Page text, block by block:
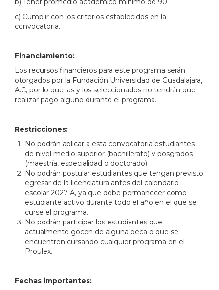
b) Tener promedio académico mínimo de 90.
c) Cumplir con los criterios establecidos en la
convocatoria.
Financiamiento:
Los recursos financieros para este programa serán
otorgados por la Fundación Universidad de Guadalajara,
A.C, por lo que las y los seleccionados no tendrán que
realizar pago alguno durante el programa.
Restricciones:
No podrán aplicar a esta convocatoria estudiantes
de nivel medio superior (bachillerato) y posgrados
(maestría, especialidad o doctorado).
No podrán postular estudiantes que tengan previsto
egresar de la licenciatura antes del calendario
escolar 2027 A, ya que debe permanecer como
estudiante activo durante todo el año en el que se
curse el programa.
No podrán participar los estudiantes que
actualmente gocen de alguna beca o que se
encuentren cursando cualquier programa en el
Proulex.
Fechas importantes: